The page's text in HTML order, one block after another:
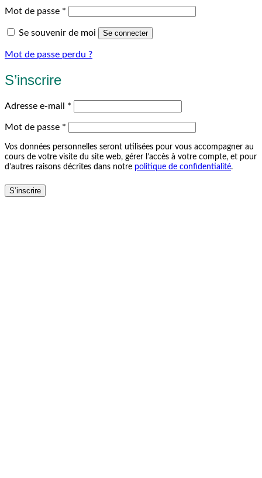
Mot de passe *
Se souvenir de moi Se connecter
Mot de passe perdu ?
S’inscrire
Adresse e-mail *
Mot de passe *
Vos données personnelles seront utilisées pour vous accompagner au
cours de votre visite du site web, gérer l’accès à votre compte, et pour
d’autres raisons décrites dans notre politique de confidentialité.
S’inscrire